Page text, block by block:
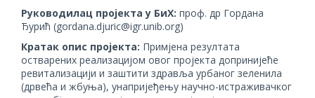
Руководилац пројекта у БиХ: проф. др Гордана
Ђурић (gordana.djuric@igr.unib.org)
Кратак опис пројекта: Примјена резултата
остварених реализацијом овог пројекта допринијеће
ревитализацији и заштити здравља урбаног зеленила
(дрвећа и жбуња), унапријеђењу научно-истраживачког